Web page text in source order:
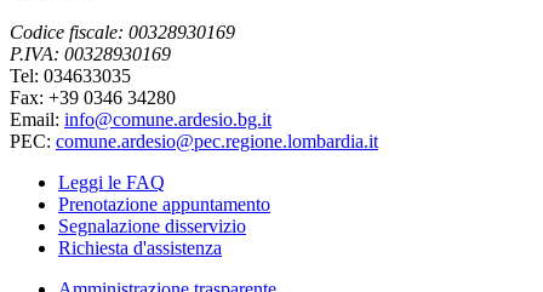
Codice fiscale: 00328930169
P.IVA: 00328930169
Tel: 034633035
Fax: +39 0346 34280
Email: info@comune.ardesio.bg.it
PEC: comune.ardesio@pec.regione.lombardia.it
Leggi le FAQ
Prenotazione appuntamento
Segnalazione disservizio
Richiesta d'assistenza